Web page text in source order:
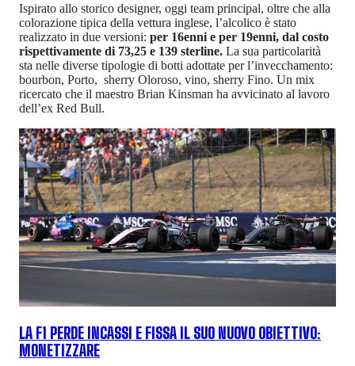
Ispirato allo storico designer, oggi team principal, oltre che alla
colorazione tipica della vettura inglese, l’alcolico è stato
realizzato in due versioni: per 16enni e per 19enni, dal costo
rispettivamente di 73,25 e 139 sterline. La sua particolarità
sta nelle diverse tipologie di botti adottate per l’invecchamento:
bourbon, Porto, sherry Oloroso, vino, sherry Fino. Un mix
ricercato che il maestro Brian Kinsman ha avvicinato al lavoro
dell’ex Red Bull.
LA F1 PERDE INCASSI E FISSA IL SUO NUOVO OBIETTIVO:
MONETIZZARE